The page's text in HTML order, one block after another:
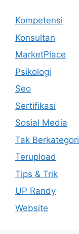
Kompetensi
Konsultan
MarketPlace
Psikologi
Seo
Sertifikasi
Sosial Media
Tak Berkategori
Terupload
Tips & Trik
UP Randy
Website